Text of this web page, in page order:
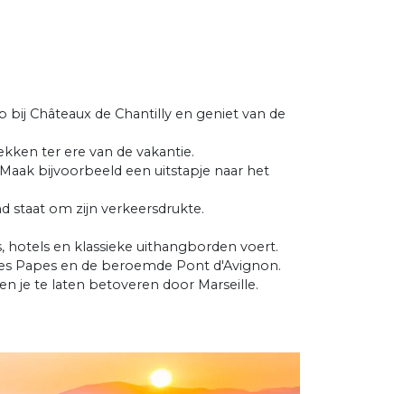
Châteaux de Chantilly en geniet van de
ter ere van de vakantie.
bijvoorbeeld een uitstapje naar het
staat om zijn verkeersdrukte.
hotels en klassieke uithangborden voert.
Papes en de beroemde Pont d'Avignon.
je te laten betoveren door Marseille.